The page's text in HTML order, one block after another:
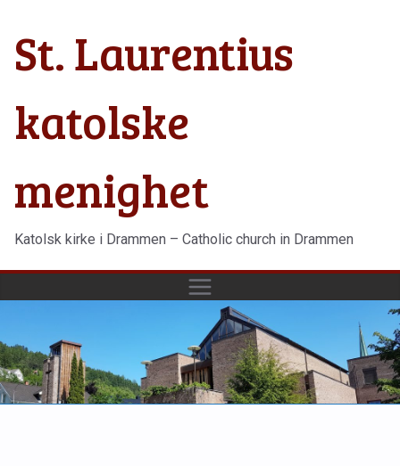
innholdet
St. Laurentius
katolske
menighet
Katolsk kirke i Drammen – Catholic church in Drammen